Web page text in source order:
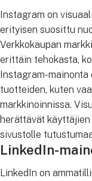
Instagram on
erityisen suosittu
Verkkokaupan
erittäin tehokasta,
Instagram-
tuotteiden, kuten
markkinoinnissa.
herättävät
sivustolle
LinkedIn-
LinkedIn on